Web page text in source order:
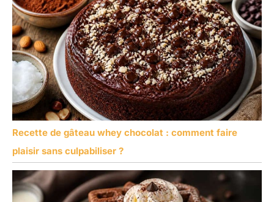
Recette de gâteau whey chocolat : comment faire
plaisir sans culpabiliser ?